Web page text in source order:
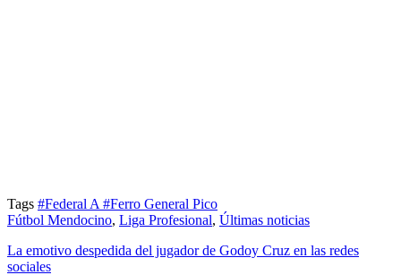
Tags #Federal A #Ferro General Pico
Fútbol Mendocino, Liga Profesional, Últimas noticias
La emotivo despedida del jugador de Godoy Cruz en las redes
sociales